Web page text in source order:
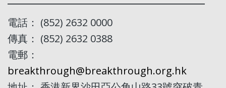
電話： (852) 2632 0000
傳真： (852) 2632 0388
電郵：
breakthrough@breakthrough.org.hk